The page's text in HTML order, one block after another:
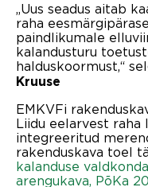
„Uus seadus aitab
raha
paindlikumale
kalandusturu
halduskoormust,“
Kruuse
EMKVFi
Liidu eelarvest raha
integreeritud
rakenduskava toel
kalanduse
arengukava, PõKa